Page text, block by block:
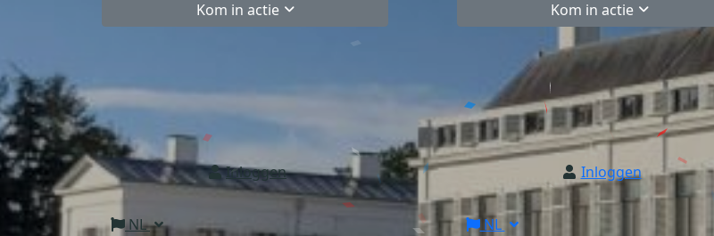
Kom in actie
Inloggen
NL
Kom in actie
Inloggen
NL